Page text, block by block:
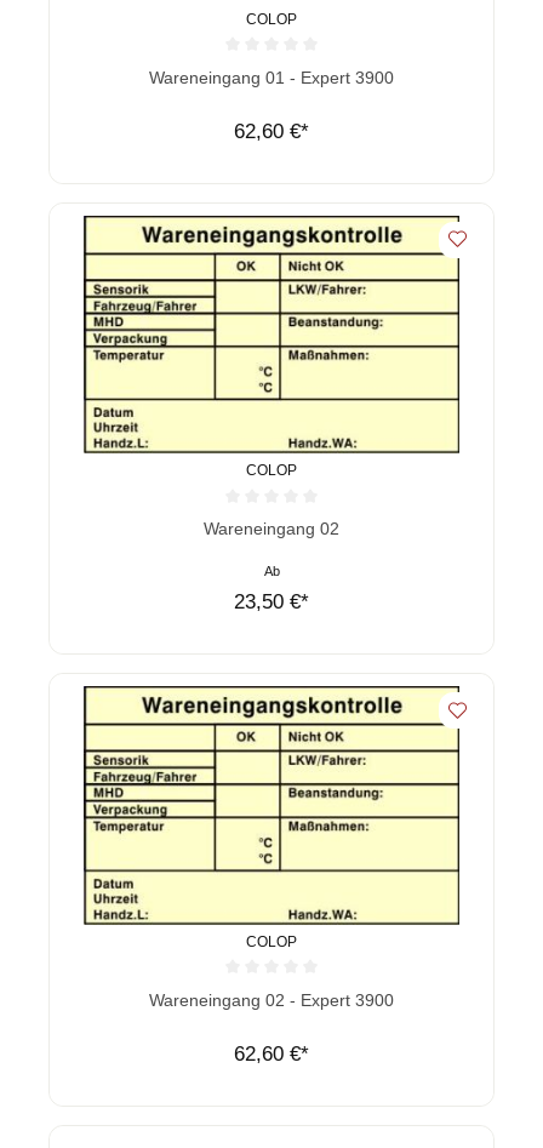
COLOP
Durchschnittliche Bewertung von 0 von 5 Sternen
Wareneingang 01 - Expert 3900
62,60 €*
COLOP
Durchschnittliche Bewertung von 0 von 5 Sternen
Wareneingang 02
Ab
23,50 €*
COLOP
Durchschnittliche Bewertung von 0 von 5 Sternen
Wareneingang 02 - Expert 3900
62,60 €*